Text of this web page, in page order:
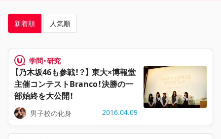
新着順 人気順
学問・研究
【乃木坂46も参戦！？】 東大×博報堂
主催コンテストBranco！決勝の一
部始終を大公開！
男子校の化身 2016.04.09